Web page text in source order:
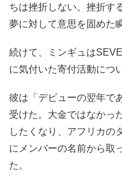
ちは挫折しない。挫折す
夢に対して意思を固めた
続けて、ミンギュは
に気付いた寄付活動につ
彼は「デビューの翌年で
受けた。大金ではなかっ
したくなり、アフリカの
にメンバーの名前から取
た。